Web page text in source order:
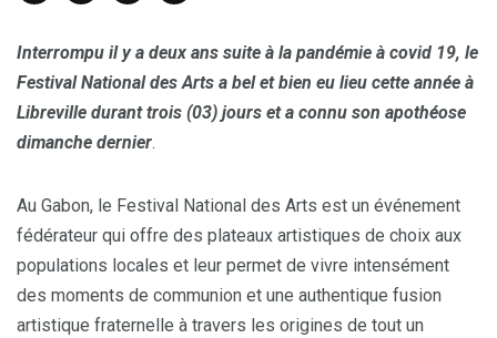
Interrompu il y a deux ans suite à la pandémie à covid 19, le
Festival National des Arts a bel et bien eu lieu cette année à
Libreville durant trois (03) jours et a connu son apothéose
dimanche dernier.
Au Gabon, le Festival National des Arts est un événement
fédérateur qui offre des plateaux artistiques de choix aux
populations locales et leur permet de vivre intensément
des moments de communion et une authentique fusion
artistique fraternelle à travers les origines de tout un